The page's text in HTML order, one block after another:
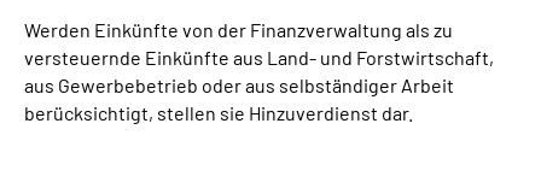
Werden Einkünfte von der Finanzverwaltung als zu
versteuernde Einkünfte aus Land- und Forstwirtschaft,
aus Gewerbebetrieb oder aus selbständiger Arbeit
berücksichtigt, stellen sie Hinzuverdienst dar.